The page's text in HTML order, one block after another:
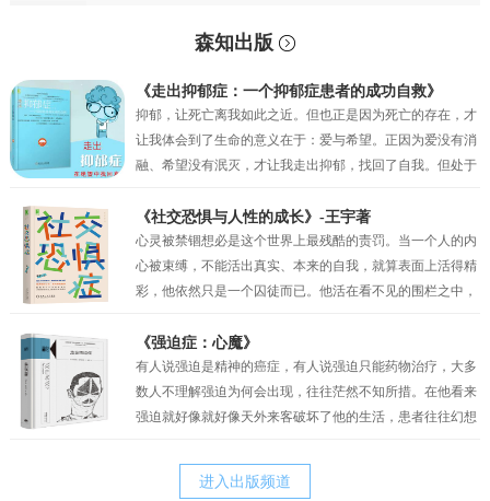
森知出版
《走出抑郁症：一个抑郁症患者的成功自救》
抑郁，让死亡离我如此之近。但也正是因为死亡的存在，才
让我体会到了生命的意义在于：爱与希望。正因为爱没有消
融、希望没有泯灭，才让我走出抑郁，找回了自我。但处于
未来，但也仅仅是一种自我安慰罢了。我似乎只剩下在绝望
中坚持的权利，但也正是这种在绝望中的坚持，才真的让我
一点一点地看到了希望。当曙光最终突破了黑夜的壁垒，我
看到了因为“爱”而萌生的动力，因为“希望”而产生的坚持。
《社交恐惧与人性的成长》-王宇著
心灵被禁锢想必是这个世界上最残酷的责罚。当一个人的内
心被束缚，不能活出真实、本来的自我，就算表面上活得精
彩，他依然只是一个囚徒而已。他活在看不见的围栏之中，
偶而已，他以为自己是人生的主宰，其实他只不过是一个傀
儡。社交恐惧症和其他的神经症一样都有一定人格的基础，
俗话说“三岁看大，七岁看老”。社交恐惧的形成与早期环境
和家庭因素密相关，尤其是父母自身人格特质及对孩子的教
胆小、退缩、敏感、焦虑、刻板、追求完美等等人格的特
质，却又是父母赖以责备孩子、苛求孩子的理由。而当孩子
《强迫症：心魔》
有人说强迫是精神的癌症，有人说强迫只能药物治疗，大多
数人不理解强迫为何会出现，往往茫然不知所措。在他看来
强迫就好像就好像天外来客破坏了他的生活，患者往往幻想
迫只是他痛苦的表象，而他病态的执念才是他痛苦的根源。
进入出版频道